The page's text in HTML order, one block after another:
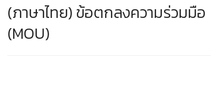
(ภาษาไทย) ข้อตกลงความร่วมมือ
(MOU)